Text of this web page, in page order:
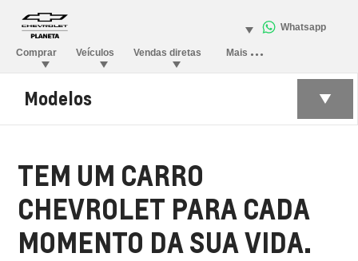
Modelos
TEM UM CARRO
CHEVROLET PARA CADA
MOMENTO DA SUA VIDA.